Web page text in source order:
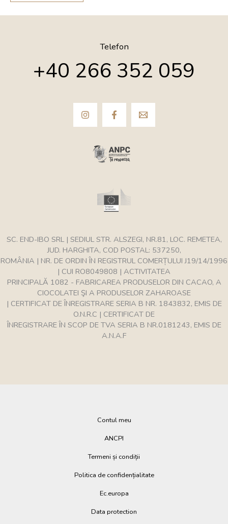
Telefon
+40 266 352 059
SC. END-IBO SRL | SEDIUL STR. ALSZEGI, NR.81, LOC. REMETEA,
JUD. HARGHITA, COD POSTAL: 537250,
ROMÂNIA | NR. DE ORDIN ÎN REGISTRUL COMERȚULUI J19/14/1996
| CUI RO8049808 | ACTIVITATEA
PRINCIPALĂ 1082 - FABRICAREA PRODUSELOR DIN CACAO, A
CIOCOLATEI ŞI A PRODUSELOR ZAHAROASE
| CERTIFICAT DE ÎNREGISTRARE SERIA B NR. 1843832, EMIS DE
O.N.R.C | CERTIFICAT DE
ÎNREGISTRARE ÎN SCOP DE TVA SERIA B NR.0181243, EMIS DE
A.N.A.F
Contul meu
ANCPI
Termeni și condiții
Politica de confidențialitate
Ec.europa
Data protection